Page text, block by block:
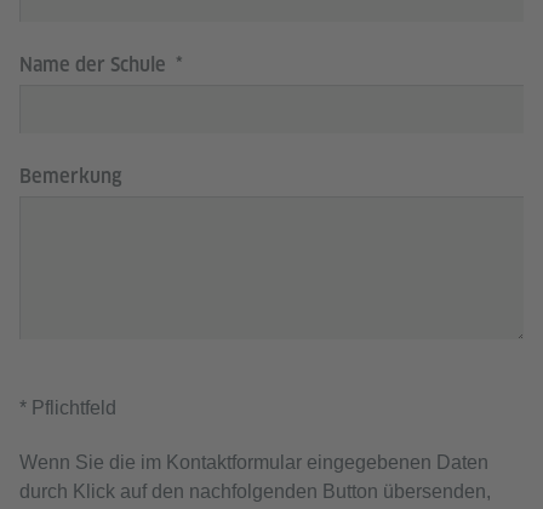
Name der Schule
Bemerkung
* Pflichtfeld
Wenn Sie die im Kontaktformular eingegebenen Daten
durch Klick auf den nachfolgenden Button übersenden,